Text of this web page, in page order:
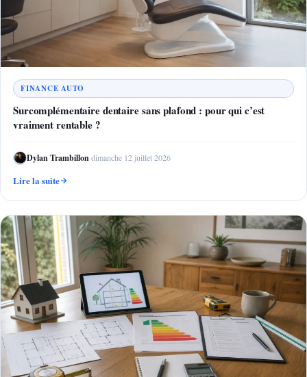
FINANCE AUTO
Surcomplémentaire dentaire sans plafond : pour qui c’est
vraiment rentable ?
Dylan Trambillon·dimanche 12 juillet 2026
Lire la suite